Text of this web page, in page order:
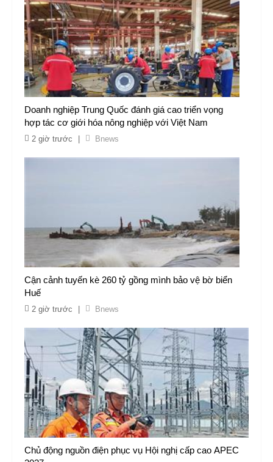
Doanh nghiệp Trung Quốc đánh giá cao triển vọng
hợp tác cơ giới hóa nông nghiệp với Việt Nam
2 giờ trước Bnews
Cận cảnh tuyến kè 260 tỷ gồng mình bảo vệ bờ biển
Huế
2 giờ trước Bnews
Chủ động nguồn điện phục vụ Hội nghị cấp cao APEC